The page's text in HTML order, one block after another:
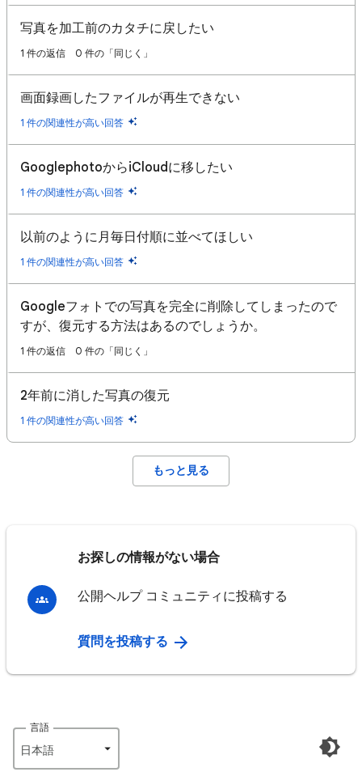
写真を加工前のカタチに戻したい
1 件の返信 0 件の「同じく」
画面録画したファイルが再生できない
1 件の関連性が高い回答
GooglephotoからiCloudに移したい
1 件の関連性が高い回答
以前のように月毎日付順に並べてほしい
1 件の関連性が高い回答
Googleフォトでの写真を完全に削除してしまったので
すが、復元する方法はあるのでしょうか。
1 件の返信 0 件の「同じく」
2年前に消した写真の復元
1 件の関連性が高い回答
もっと見る
お探しの情報がない場合
公開ヘルプ コミュニティに投稿する
質問を投稿する
言語
日本語‎